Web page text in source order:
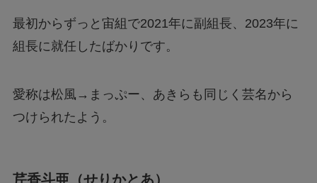
最初からずっと宙組で2021年に副組長、2023年に
組長に就任したばかりです。
愛称は松風→まっぷー、あきらも同じく芸名から
つけられたよう。
芹香斗亜（せりかとあ）